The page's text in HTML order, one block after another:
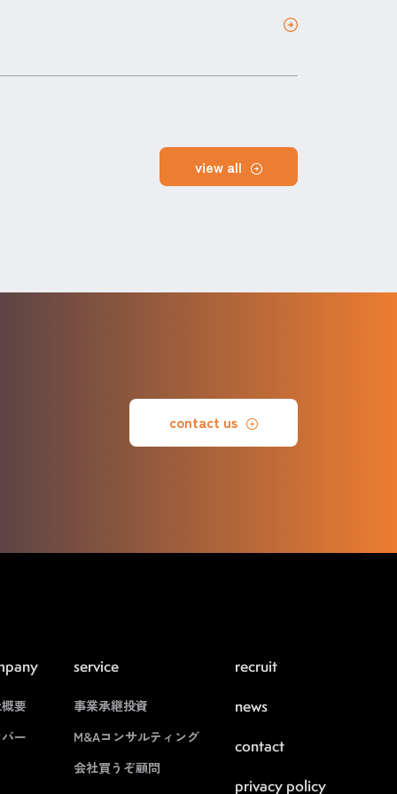
view all
contact us
要
ー
service
事業承継投資
M&Aコンサルティング
会社買うぞ顧問
recruit
news
contact
privacy policy